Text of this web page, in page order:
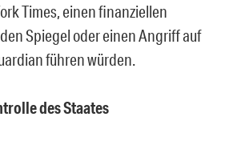
Times, einen finanziellen
Spiegel oder einen Angriff auf
führen würden.
des Staates